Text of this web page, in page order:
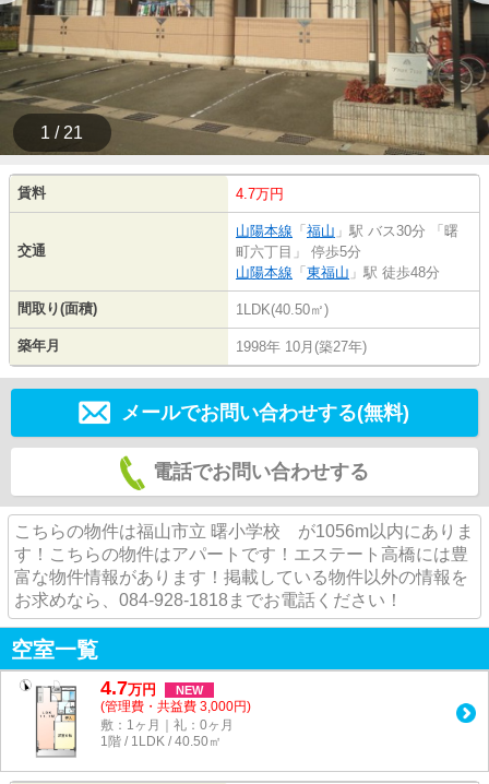
1 / 21
賃料 4.7万円
交通
山陽本線 「 福山 」駅 バス30分 「曙
町六丁目」 停歩5分
山陽本線 「 東福山 」駅 徒歩48分
間取り(面積) 1LDK(40.50㎡)
築年月 1998年 10月(築27年)
メールでお問い合わせする(無料)
電話でお問い合わせする
こちらの物件は福山市立 曙小学校 が1056m以内にありま
す！こちらの物件はアパートです！エステート高橋には豊
富な物件情報があります！掲載している物件以外の情報を
お求めなら、084-928-1818までお電話ください！
空室一覧
4.7万円 NEW
(管理費・共益費 3,000円)
敷：1ヶ月｜礼：0ヶ月
1階 / 1LDK / 40.50㎡